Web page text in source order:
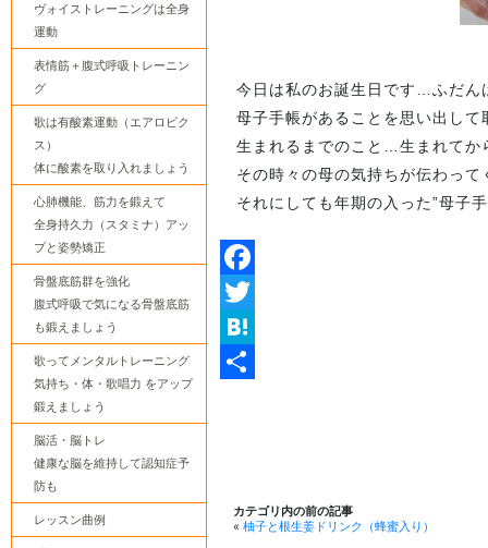
今日は私のお誕生日です…ふだん
母子手帳があることを思い出して
生まれるまでのこと…生まれてか
その時々の母の気持ちが伝わっ
それにしても年期の入った”母
Facebook
Twitter
Hatena
カテゴリ内の前の記事
« 柚子と根生姜ドリンク（蜂蜜入り）
ヴォイストレーニングは全身
運動
表情筋＋腹式呼吸トレーニン
グ
歌は有酸素運動（エアロビク
ス）
体に酸素を取り入れましょう
心肺機能、筋力を鍛えて
全身持久力（スタミナ）アッ
プと姿勢矯正
骨盤底筋群を強化
腹式呼吸で気になる骨盤底筋
も鍛えましょう
歌ってメンタルトレーニング
気持ち・体・歌唱力 をアップ
鍛えましょう
脳活・脳トレ
健康な脳を維持して認知症予
防も
レッスン曲例